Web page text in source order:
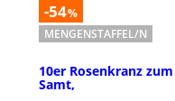
-54%
MENGENSTAFFEL/N
10er Rosenkranz
Samt,